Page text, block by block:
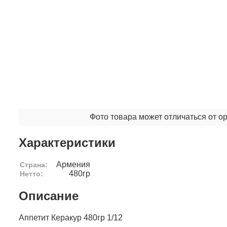
Фото товара может отличаться от
Характеристики
Страна: Армения
Нетто: 480гр
Описание
Аппетит Керакур 480гр 1/12